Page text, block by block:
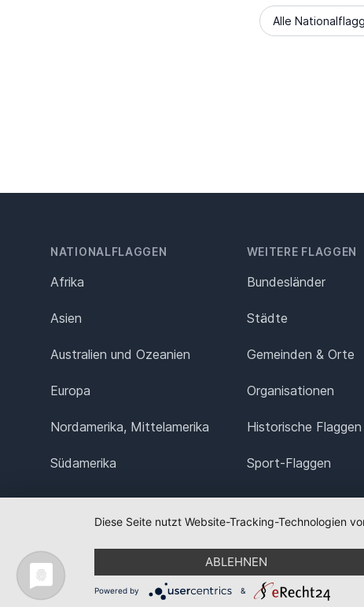
Alle
NATIONALFLAGGEN
Afrika
Asien
Australien und Ozeanien
Europa
Nordamerika, Mittelamerika
Südamerika
WEITERE FLAGGEN
Bundesländer
Städte
Gemeinden & Orte
Organisationen
Historische Flaggen
Sport-Flaggen
Diese Seite nutzt Website-Tracking-Technologien
ABLEHNEN
Powered by &